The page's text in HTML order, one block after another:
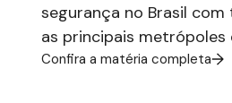
segurança no Brasil
as principais metrópoles
Confira a matéria completa